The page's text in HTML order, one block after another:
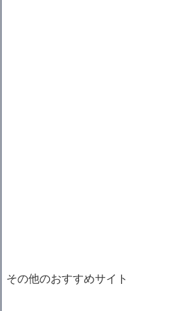
その他のおすすめサイト